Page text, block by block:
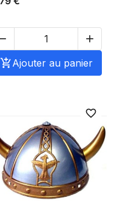

Ajouter au panier
favorite_border